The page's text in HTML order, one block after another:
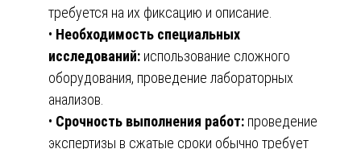
требуется на их фиксацию и описание.
• Необходимость специальных
исследований: использование сложного
оборудования, проведение лабораторных
анализов.
• Срочность выполнения работ: проведение
экспертизы в сжатые сроки обычно требует